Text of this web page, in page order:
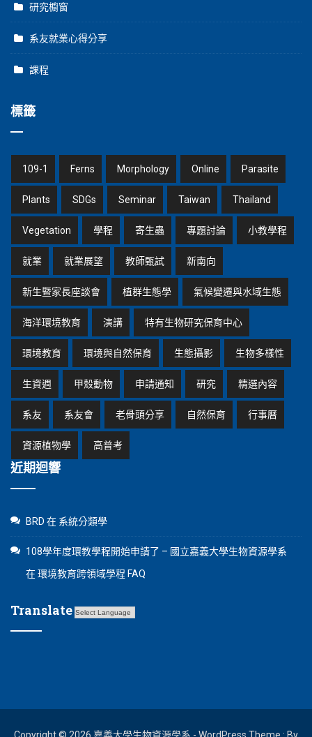
研究櫥窗
系友就業心得分享
課程
標籤
109-1 Ferns Morphology Online Parasite
Plants SDGs Seminar Taiwan Thailand
Vegetation 學程 寄生蟲 專題討論 小教學程
就業 就業展望 教師甄試 新南向
新生暨家長座談會 植群生態學 氣候變遷與水域生態
海洋環境教育 演講 特有生物研究保育中心
環境教育 環境與自然保育 生態攝影 生物多樣性
生資週 甲殼動物 申請通知 研究 精選內容
系友 系友會 老骨頭分享 自然保育 行事曆
資源植物學 高普考
近期迴響
BRD 在 系統分類學
108學年度環教學程開始申請了 – 國立嘉義大學生物資源學系
在環境教育跨領域學程 FAQ
Translate
Copyright © 2026 嘉義大學生物資源學系 - WordPress Theme : By